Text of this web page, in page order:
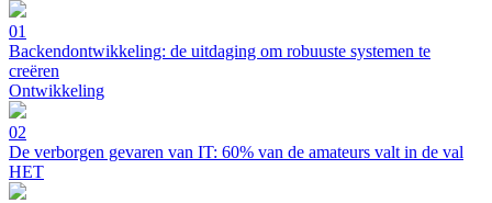
01
Backendontwikkeling: de uitdaging om robuuste systemen te
creëren
Ontwikkeling
02
De verborgen gevaren van IT: 60% van de amateurs valt in de val
HET